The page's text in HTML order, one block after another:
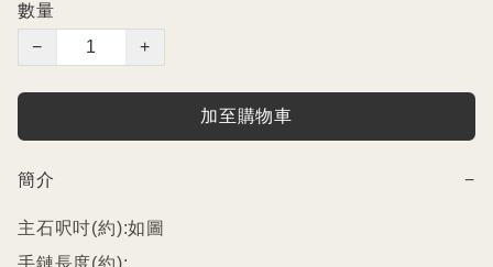
數量
−
+
加至購物車
簡介 −
主石呎吋(約):如圖